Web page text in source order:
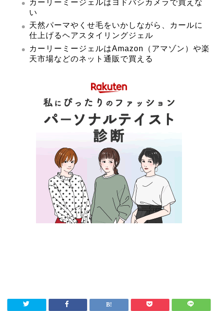
カーリーミージェルはヨドバシカメラで買えな
い
天然パーマやくせ毛をいかしながら、カールに
仕上げるヘアスタイリングジェル
カーリーミージェルはAmazon（アマゾン）や楽
天市場などのネット通販で買える